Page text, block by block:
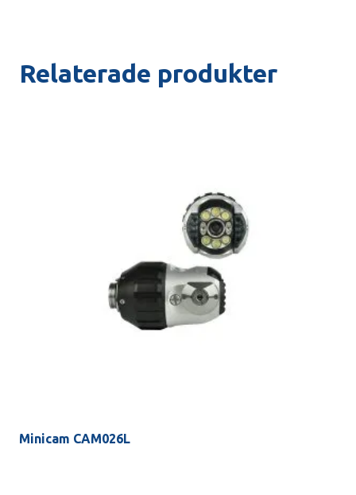
Relaterade produkter
Minicam CAM026L